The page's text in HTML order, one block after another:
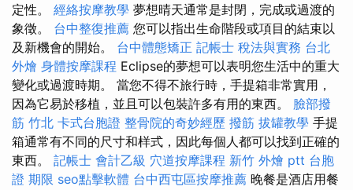
定性。 經絡按摩教學 夢想晴天通常是封閉，完成或過渡的
象徵。 台中整復推薦 您可以指出生命階段或項目的結束以
及新機會的開始。 台中體態矯正 記帳士 稅法與實務 台北
外燴 身體按摩課程 Eclipse的夢想可以表明您生活中的重大
變化或過渡時期。 當您不得不旅行時，手提箱非常實用，
因為它易於移植，並且可以包裝許多有用的東西。 臉部撥
筋 竹北 卡式台胞證 整骨院的奇妙經歷 撥筋 拔罐教學 手提
箱通常有不同的尺寸和样式，因此每個人都可以找到正確的
東西。 記帳士 會計乙級 穴道按摩課程 新竹 外燴 ptt 台胞
證 期限 seo點擊軟體 台中西屯區按摩推薦 晚餐是酒店用餐